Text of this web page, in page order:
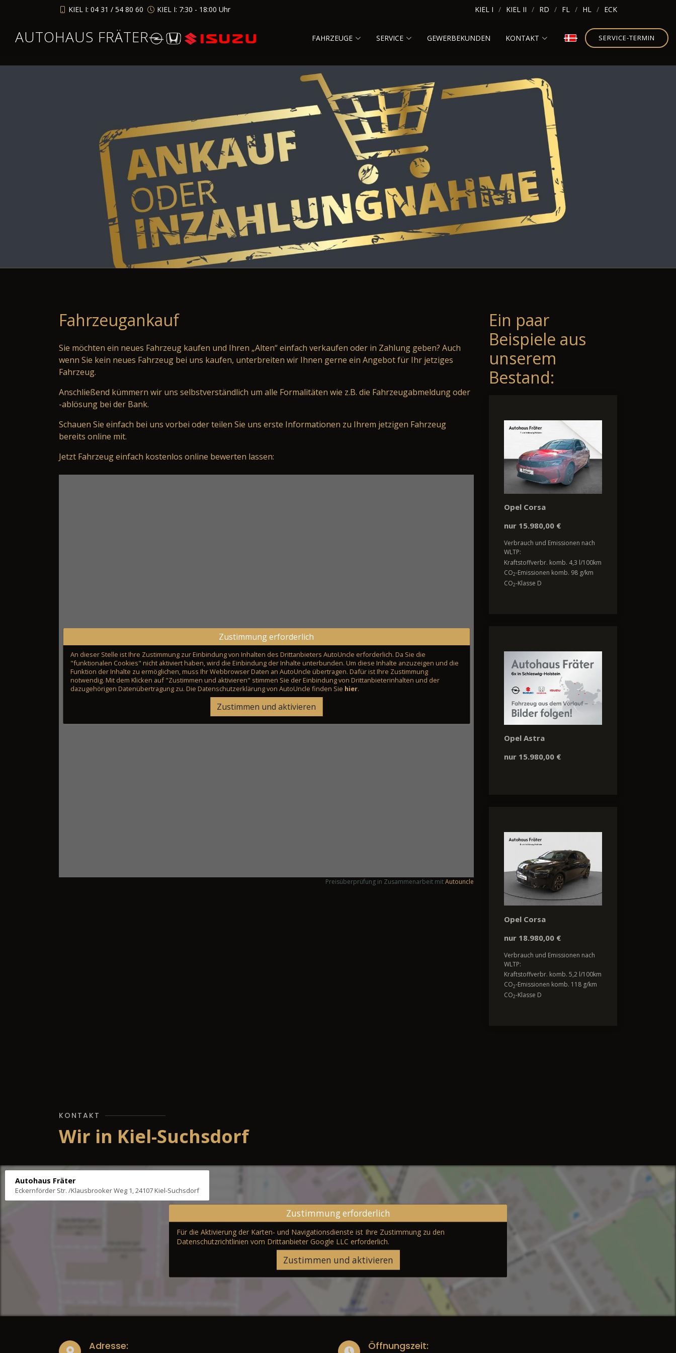
KIEL I: 04 31 / 54 80 60 KIEL I: 7:30 - 18:00 Uhr KIEL I KIEL II RD FL HL ECK
AUTOHAUS FRÄTER FAHRZEUGE SERVICE GEWERBEKUNDEN KONTAKT SERVICE-TERMIN
Fahrzeugankauf
Sie möchten ein neues Fahrzeug kaufen und Ihren „Alten“ einfach verkaufen oder in Zahlung geben? Auch
wenn Sie kein neues Fahrzeug bei uns kaufen, unterbreiten wir Ihnen gerne ein Angebot für Ihr jetziges
Fahrzeug.
Anschließend kümmern wir uns selbstverständlich um alle Formalitäten wie z.B. die Fahrzeugabmeldung oder
-ablösung bei der Bank.
Schauen Sie einfach bei uns vorbei oder teilen Sie uns erste Informationen zu Ihrem jetzigen Fahrzeug
bereits online mit.
Jetzt Fahrzeug einfach kostenlos online bewerten lassen:
Zustimmung erforderlich
An dieser Stelle ist Ihre Zustimmung zur Einbindung von Inhalten des Drittanbieters AutoUncle erforderlich. Da Sie die
"funktionalen Cookies" nicht aktiviert haben, wird die Einbindung der Inhalte unterbunden. Um diese Inhalte anzuzeigen und die
Funktion der Inhalte zu ermöglichen, muss Ihr Webbrowser Daten an AutoUncle übertragen. Dafür ist Ihre Zustimmung
notwendig. Mit dem Klicken auf "Zustimmen und aktivieren" stimmen Sie der Einbindung von Drittanbieterinhalten und der
dazugehörigen Datenübertragung zu. Die Datenschutzerklärung von AutoUncle finden Sie hier.
Zustimmen und aktivieren
Preisüberprüfung in Zusammenarbeit mitAutouncle
Ein paar
Beispiele aus
unserem
Bestand:
Opel Corsa
nur 15.980,00 €
Verbrauch und Emissionen nach
WLTP:
Kraftstoffverbr. komb. 4,3 l/100km
CO2-Emissionen komb. 98 g/km
CO2-Klasse D
Opel Astra
nur 15.980,00 €
Opel Corsa
nur 18.980,00 €
Verbrauch und Emissionen nach
WLTP:
Kraftstoffverbr. komb. 5,2 l/100km
CO2-Emissionen komb. 118 g/km
CO2-Klasse D
KONTAKT
Wir in Kiel-Suchsdorf
Autohaus Fräter
Eckernförder Str. /Klausbrooker Weg 1, 24107 Kiel-Suchsdorf
Zustimmung erforderlich
Für die Aktivierung der Karten- und Navigationsdienste ist Ihre Zustimmung zu den
Datenschutzrichtlinien vom Drittanbieter Google LLC erforderlich.
Zustimmen und aktivieren
Adresse: Öffnungszeit: